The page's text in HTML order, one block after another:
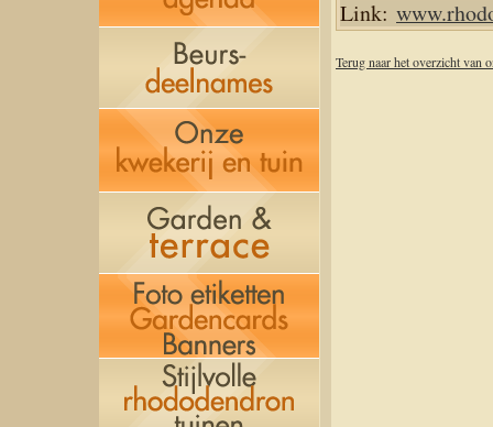
Link:
Terug naar het overzicht van